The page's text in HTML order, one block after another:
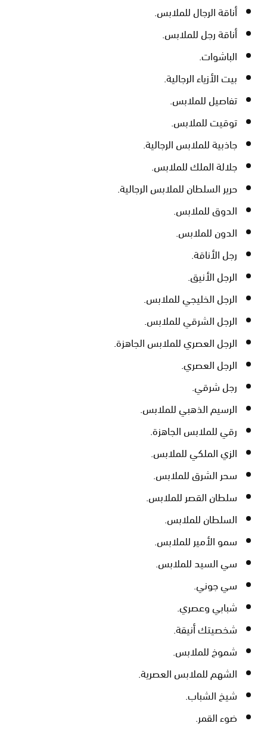
أناقة الرجال للملابس.
أناقة رجل للملابس.
الباشوات.
بيت الأزياء الرجالية.
تفاصيل للملابس.
توقيت للملابس.
جاذبية للملابس الرجالية.
جلالة الملك للملابس.
حرير السلطان للملابس الرجالية.
الدوق للملابس.
الدون للملابس.
رجل الأناقة.
الرجل الأنيق.
الرجل الخليجي للملابس.
الرجل الشرقي للملابس.
الرجل العصري للملابس الجاهزة.
الرجل العصري.
رجل شرقي.
الرسيم الذهبي للملابس.
رقي للملابس الجاهزة.
الزي الملكي للملابس.
سحر الشرق للملابس.
سلطان القصر للملابس.
السلطان للملابس.
سمو الأمير للملابس.
سي السيد للملابس.
سي جوني.
شبابي وعصري.
شخصيتك أنيقة.
شموخ للملابس.
الشهم للملابس العصرية.
شيخ الشباب.
ضوء القمر.